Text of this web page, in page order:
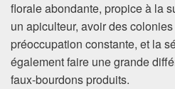
florale abondante, propice à la
un apiculteur, avoir des
préoccupation constante, et la
également faire une grande
faux-bourdons produits.